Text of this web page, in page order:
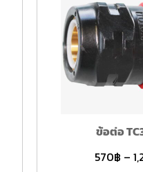
ข้อต่อ
570฿ –